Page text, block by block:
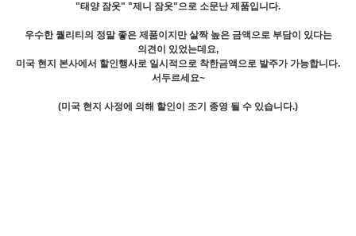
"태양 잠옷" "제니 잠옷"으로 소문난 제품입니다.
우수한 퀄리티의 정말 좋은 제품이지만 살짝 높은 금액으로 부담이 있다는
의견이 있었는데요,
미국 현지 본사에서 할인행사로 일시적으로 착한금액으로 발주가 가능합니다.
서두르세요~
(미국 현지 사정에 의해 할인이 조기 종영 될 수 있습니다.)